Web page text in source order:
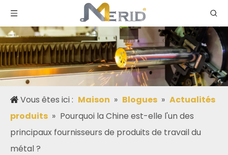
Vous êtes ici : Maison » Blogues » Actualités
produits » Pourquoi la Chine est-elle l'un des
principaux fournisseurs de produits de travail du
métal ?